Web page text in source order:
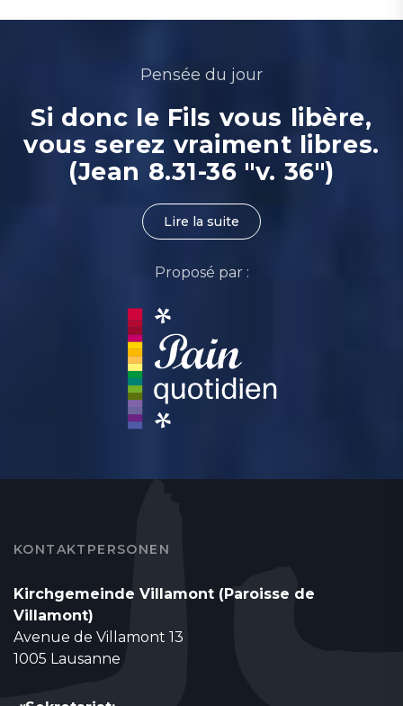
Pensée du jour
Si donc le Fils vous libère,
vous serez vraiment libres.
(Jean 8.31-36 "v. 36")
Lire la suite
Proposé par :
KONTAKTPERSONEN
Kirchgemeinde Villamont (Paroisse de
Villamont)
Avenue de Villamont 13
1005 Lausanne